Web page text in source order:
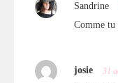
Sandrine
Comme
josie 31